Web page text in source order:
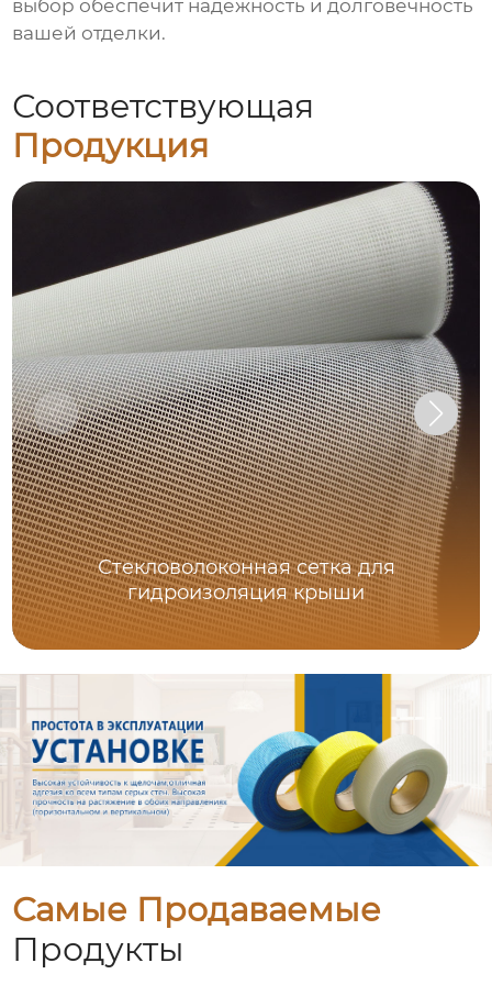
выбор обеспечит надежность и долговечность
вашей отделки.
Соответствующая
Продукция
Стекловолоконная сетка для
гидроизоляция крыши
Самые Продаваемые
Продукты